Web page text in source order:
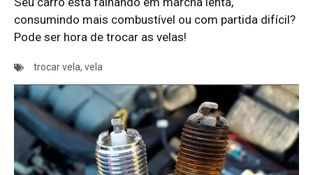
consumindo mais combustível ou com partida difícil?
Pode ser hora de trocar as velas!
trocar vela, vela